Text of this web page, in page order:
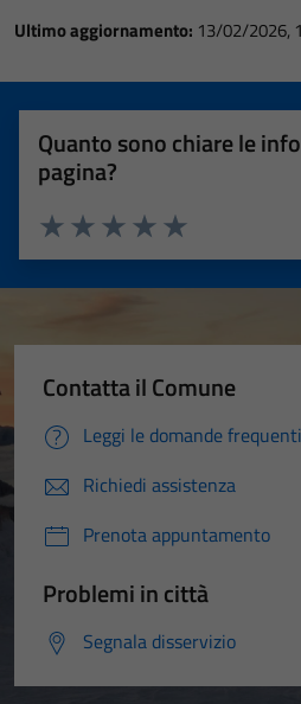
Ultimo aggiornamento: 13/02/2026,
Quanto sono chiare le
pagina?
Valuta 5 stelle
Valuta 4 stelle su 5
Valuta 3 stelle su 5
Valuta 2 stelle su 5
Valuta 1 stelle su 5
Contatta il Comune
Leggi le domande frequenti
Richiedi assistenza
Prenota appuntamento
Problemi in città
Segnala disservizio